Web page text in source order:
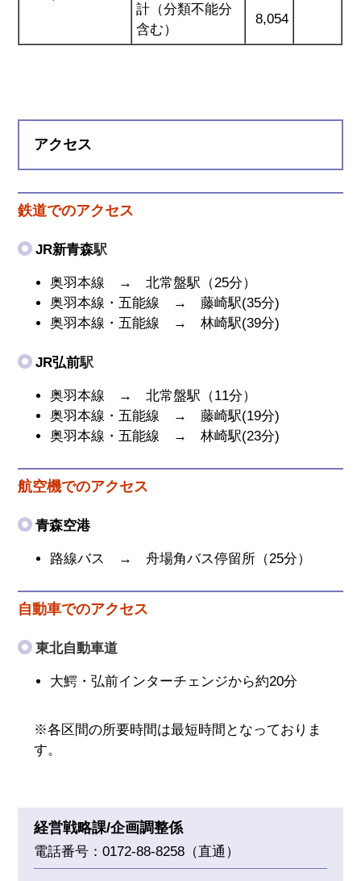
計（分類不能分
含む）
8,054
アクセス
鉄道でのアクセス
JR新青森駅
奥羽本線 → 北常盤駅（25分）
奥羽本線・五能線 → 藤崎駅(35分)
奥羽本線・五能線 → 林崎駅(39分)
JR弘前駅
奥羽本線 → 北常盤駅（11分）
奥羽本線・五能線 → 藤崎駅(19分)
奥羽本線・五能線 → 林崎駅(23分)
航空機でのアクセス
青森空港
路線バス → 舟場角バス停留所（25分）
自動車でのアクセス
東北自動車道
大鰐・弘前インターチェンジから約20分
※各区間の所要時間は最短時間となっておりま
す。
経営戦略課/企画調整係
電話番号：0172-88-8258（直通）